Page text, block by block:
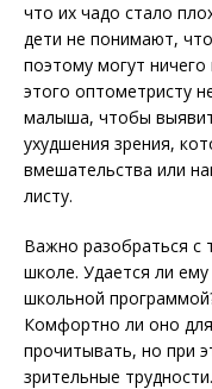
что их чадо стало
дети не понимают,
поэтому могут
этого оптомет­ристу
малыша, чтобы
ухудшения зрения,
вмешательства или
листу.
Важно разобраться с
школе. Удается ли
школьной
Комфортно ли оно
прочитывать, но при
зрительные трудности.